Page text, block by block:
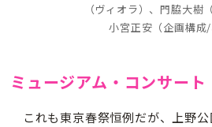
（ヴィオラ）、門脇大樹
小宮正安（企画構成/
ミュージアム・コンサート
これも東京春祭恒例だが、上野